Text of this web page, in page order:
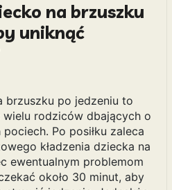
na brzuszku
uniknąć
brzuszku po jedzeniu to
rodziców dbających o
Po posiłku zaleca
kładzenia dziecka na
ewentualnym problemom
około 30 minut, aby